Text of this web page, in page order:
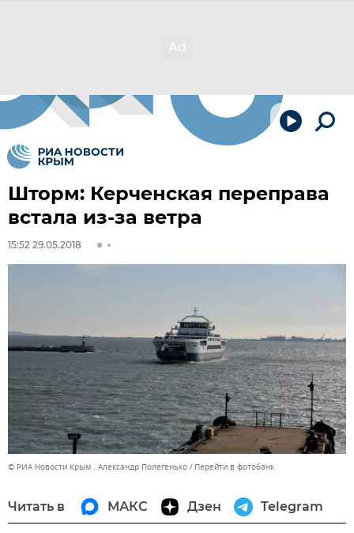
Шторм: Керченская переправа
встала из-за ветра
15:52 29.05.2018
© РИА Новости Крым . Александр Полегенько Перейти в фотобанк
Читать в МАКС Дзен Telegram